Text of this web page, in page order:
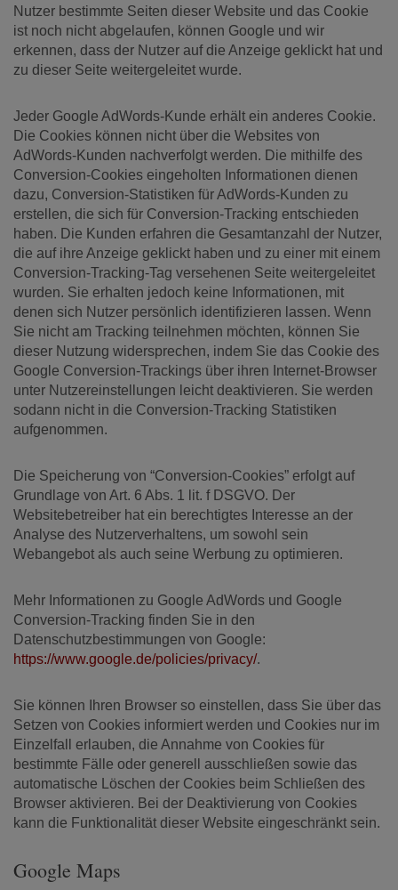
Nutzer bestimmte Seiten dieser Website und das Cookie
ist noch nicht abgelaufen, können Google und wir
erkennen, dass der Nutzer auf die Anzeige geklickt hat und
zu dieser Seite weitergeleitet wurde.
Jeder Google AdWords-Kunde erhält ein anderes Cookie.
Die Cookies können nicht über die Websites von
AdWords-Kunden nachverfolgt werden. Die mithilfe des
Conversion-Cookies eingeholten Informationen dienen
dazu, Conversion-Statistiken für AdWords-Kunden zu
erstellen, die sich für Conversion-Tracking entschieden
haben. Die Kunden erfahren die Gesamtanzahl der Nutzer,
die auf ihre Anzeige geklickt haben und zu einer mit einem
Conversion-Tracking-Tag versehenen Seite weitergeleitet
wurden. Sie erhalten jedoch keine Informationen, mit
denen sich Nutzer persönlich identifizieren lassen. Wenn
Sie nicht am Tracking teilnehmen möchten, können Sie
dieser Nutzung widersprechen, indem Sie das Cookie des
Google Conversion-Trackings über ihren Internet-Browser
unter Nutzereinstellungen leicht deaktivieren. Sie werden
sodann nicht in die Conversion-Tracking Statistiken
aufgenommen.
Die Speicherung von “Conversion-Cookies” erfolgt auf
Grundlage von Art. 6 Abs. 1 lit. f DSGVO. Der
Websitebetreiber hat ein berechtigtes Interesse an der
Analyse des Nutzerverhaltens, um sowohl sein
Webangebot als auch seine Werbung zu optimieren.
Mehr Informationen zu Google AdWords und Google
Conversion-Tracking finden Sie in den
Datenschutzbestimmungen von Google:
https://www.google.de/policies/privacy/.
Sie können Ihren Browser so einstellen, dass Sie über das
Setzen von Cookies informiert werden und Cookies nur im
Einzelfall erlauben, die Annahme von Cookies für
bestimmte Fälle oder generell ausschließen sowie das
automatische Löschen der Cookies beim Schließen des
Browser aktivieren. Bei der Deaktivierung von Cookies
kann die Funktionalität dieser Website eingeschränkt sein.
Google Maps